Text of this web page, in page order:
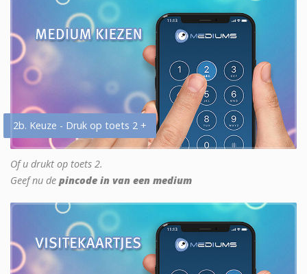
2b. Keuze - Druk op toets 2 +
Of u drukt op toets 2.
Geef nu de pincode in van een medium